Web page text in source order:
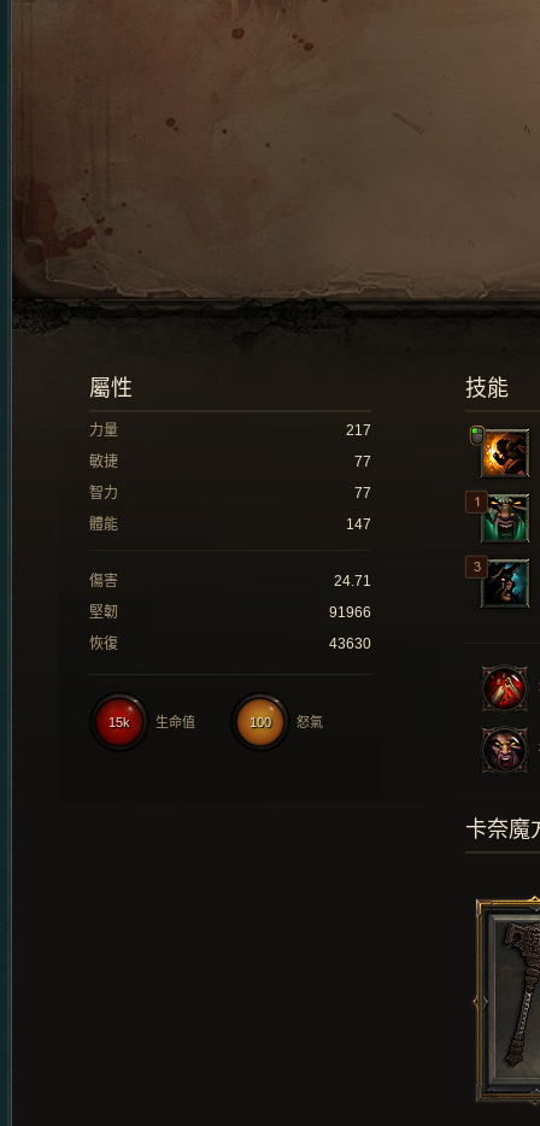
技能
屬性
力量
217
敏捷
77
智力
77
體能
147
傷害
24.71
堅韌
91966
恢復
43630
100 怒氣
15k 生命值
卡奈魔